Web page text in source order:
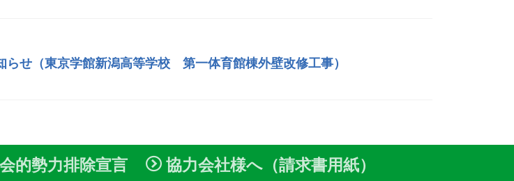
せ（東京学館新潟高等学校 第一体育館棟外壁改修工事）
的勢力排除宣言 協力会社様へ（請求書用紙）